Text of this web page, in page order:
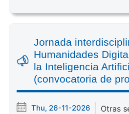
Jornada
Humanidades
la Inteligencia
(convocatoria de
Thu, 26-11-2026 Otras